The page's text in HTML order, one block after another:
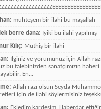
muhteşem bir ilahi bu maşallah
berre dana: İyiki bu ilahi yapılmış
Kılıç: Müthiş bir ilahi
İlginiz ve yorumunuz için Allah
bu talebinizden sanatçımızın haberi
En...
Allah razı olsun Seyda
için de ilahi söylermisiniz